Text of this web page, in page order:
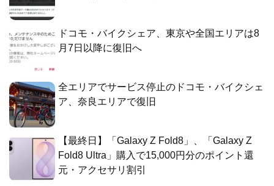
ドコモ・バイクシェア、東京や全国エリアは8
月7日以降に復旧へ
全エリアでサービス停止のドコモ・バイクシェ
ア、奈良エリアで復旧
【最終日】「Galaxy Z Fold8」、「Galaxy Z
Fold8 Ultra」購入で15,000円分のポイント還
元・アクセサリ割引